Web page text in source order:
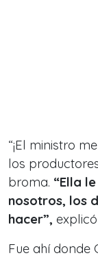
“¡El ministro
los
broma. “Ella
nosotros, los
hacer”,
Fue ahí donde